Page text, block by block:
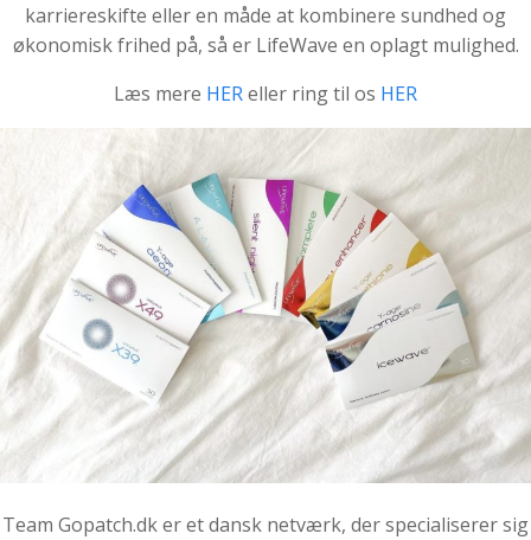
karriereskifte eller en måde at kombinere sundhed og
økonomisk frihed på, så er LifeWave en oplagt mulighed.
Læs mere HEReller ring til os HER
Team Gopatch.dk er et dansk netværk, der specialiserer sig